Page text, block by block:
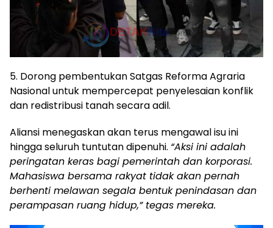
5. Dorong pembentukan Satgas Reforma Agraria
Nasional untuk mempercepat penyelesaian konflik
dan redistribusi tanah secara adil.
Aliansi menegaskan akan terus mengawal isu ini
hingga seluruh tuntutan dipenuhi. “Aksi ini adalah
peringatan keras bagi pemerintah dan korporasi.
Mahasiswa bersama rakyat tidak akan pernah
berhenti melawan segala bentuk penindasan dan
perampasan ruang hidup,” tegas mereka.